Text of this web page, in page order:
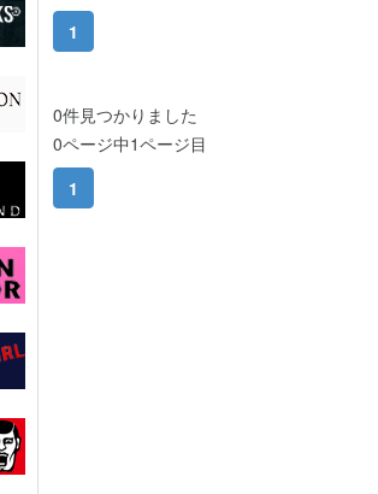
1
0件見つかりました
0ページ中1ページ目
1